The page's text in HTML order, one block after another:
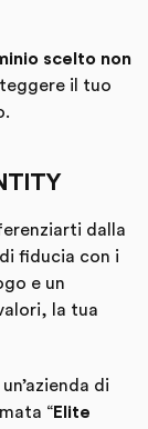
scelto non
il tuo
dalla
fiducia con i
e un
la tua
di
“Elite